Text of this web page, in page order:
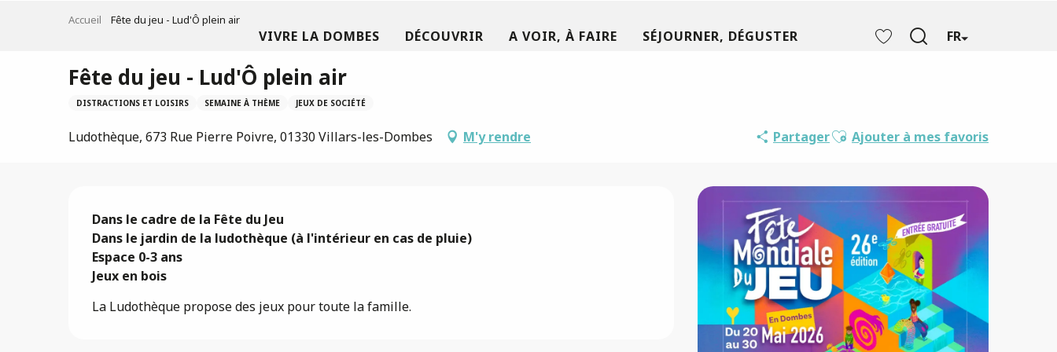
FR
VIVRE LA DOMBES DÉCOUVRIR A VOIR, À FAIRE SÉJOURNER, DÉGUSTER
Accueil Fête du jeu - Lud'Ô plein air
Fête du jeu - Lud'Ô plein air
DISTRACTIONS ET LOISIRS SEMAINE À THÈME JEUX DE SOCIÉTÉ
Ludothèque, 673 Rue Pierre Poivre, 01330 Villars-les-Dombes M'y rendre PartagerAjouter aux favoris
Ajouter à mes favoris
Description
Dans le cadre de la Fête du Jeu
Dans le jardin de la ludothèque (à l'intérieur en cas de pluie)
Espace 0-3 ans
Jeux en bois
La Ludothèque propose des jeux pour toute la famille.